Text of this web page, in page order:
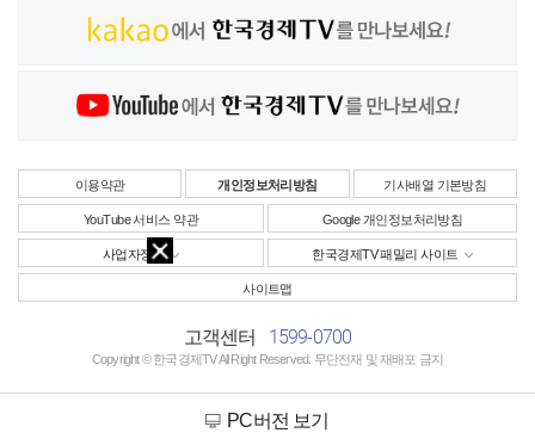
이용약관 개인정보처리방침 기사배열 기본방침
YouTube 서비스 약관 Google 개인정보처리방침
사업자정보 한국경제TV 패밀리 사이트
사이트맵
고객센터 1599-0700
Copyright © 한국경제TV All Right Reserved. 무단전재 및 재배포 금지
PC버전 보기